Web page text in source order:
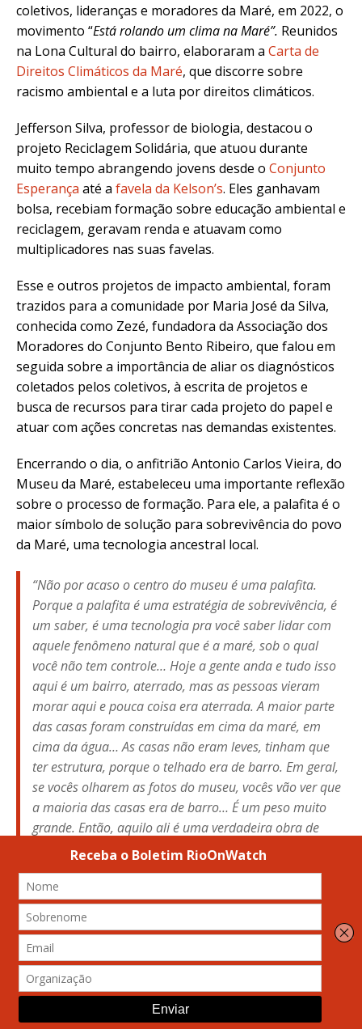
coletivos, lideranças e moradores da Maré, em 2022, o
movimento “Está rolando um clima na Maré”. Reunidos
na Lona Cultural do bairro, elaboraram a Carta de
Direitos Climáticos da Maré, que discorre sobre
racismo ambiental e a luta por direitos climáticos.
Jefferson Silva, professor de biologia, destacou o
projeto Reciclagem Solidária, que atuou durante
muito tempo abrangendo jovens desde o Conjunto
Esperança até a favela da Kelson’s. Eles ganhavam
bolsa, recebiam formação sobre educação ambiental e
reciclagem, geravam renda e atuavam como
multiplicadores nas suas favelas.
Esse e outros projetos de impacto ambiental, foram
trazidos para a comunidade por Maria José da Silva,
conhecida como Zezé, fundadora da Associação dos
Moradores do Conjunto Bento Ribeiro, que falou em
seguida sobre a importância de aliar os diagnósticos
coletados pelos coletivos, à escrita de projetos e
busca de recursos para tirar cada projeto do papel e
atuar com ações concretas nas demandas existentes.
Encerrando o dia, o anfitrião Antonio Carlos Vieira, do
Museu da Maré, estabeleceu uma importante reflexão
sobre o processo de formação. Para ele, a palafita é o
maior símbolo de solução para sobrevivência do povo
da Maré, uma tecnologia ancestral local.
“Não por acaso o centro do museu é uma palafita.
Porque a palafita é uma estratégia de sobrevivência, é
um saber, é uma tecnologia pra você saber lidar com
aquele fenômeno natural que é a maré, sob o qual
você não tem controle… Hoje a gente anda e tudo isso
aqui é um bairro, aterrado, mas as pessoas vieram
morar aqui e pouca coisa era aterrada. A maior parte
das casas foram construídas em cima da maré, em
cima da água… As casas não eram leves, tinham que
ter estrutura, porque o telhado era de barro. Em geral,
se vocês olharem as fotos do museu, vocês vão ver que
a maioria das casas era de barro… É um peso muito
grande. Então, aquilo ali é uma verdadeira obra de
engenharia. Eu acho que a gente não pode perder de
que a gente tem aqui na Maré.” — Antonio Carlos Vieira
Leia toda a série “Memória Climática
das Favelas”
Não perca o álbum abaixo (ou clique
para ver no Flickr):